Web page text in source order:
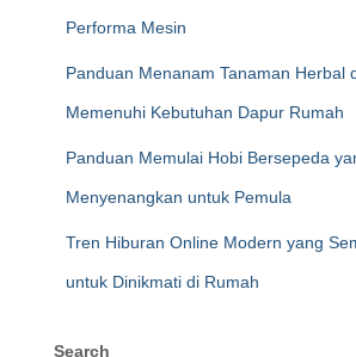
Performa Mesin
Panduan Menanam Tanaman Herbal
Memenuhi Kebutuhan Dapur Rumah
Panduan Memulai Hobi Bersepeda
Menyenangkan untuk Pemula
Tren Hiburan Online Modern yang
untuk Dinikmati di Rumah
Search